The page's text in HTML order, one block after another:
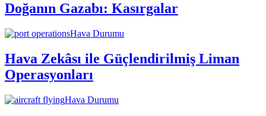
Doğanın Gazabı: Kasırgalar
Hava Durumu
Hava Zekâsı ile Güçlendirilmiş Liman
Operasyonları
Hava Durumu